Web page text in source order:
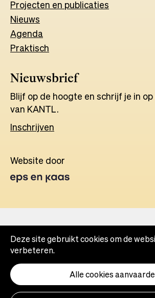
Projecten en publicaties
Nieuws
Agenda
Praktisch
Nieuwsbrief
Blijf op de hoogte en schrijf je in
van KANTL.
Inschrijven
Website door
in
tab
Deze site gebruikt cookies om de
verbeteren.
Alle cookies